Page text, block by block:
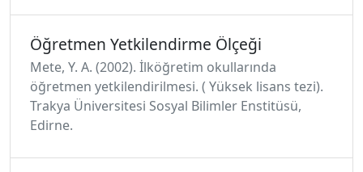
Öğretmen Yetkilendirme Ölçeği
Mete, Y. A. (2002). İlköğretim okullarında
öğretmen yetkilendirilmesi. ( Yüksek lisans tezi).
Trakya Üniversitesi Sosyal Bilimler Enstitüsü,
Edirne.